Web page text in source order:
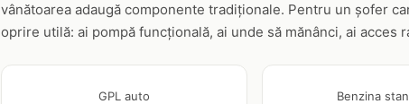
vânătoarea adaugă componente tradiționale. Pentru un șofer
oprire utilă: ai pompă funcțională, ai unde să mănânci, ai
GPL auto Benzina